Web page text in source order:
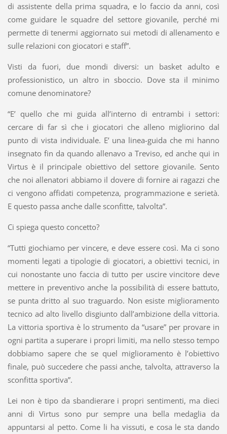
di assistente della prima squadra, e lo faccio da anni, così
come guidare le squadre del settore giovanile, perché mi
permette di tenermi aggiornato sui metodi di allenamento e
sulle relazioni con giocatori e staff”.
Visti da fuori, due mondi diversi: un basket adulto e
professionistico, un altro in sboccio. Dove sta il minimo
comune denominatore?
“E’ quello che mi guida all’interno di entrambi i settori:
cercare di far sì che i giocatori che alleno migliorino dal
punto di vista individuale. E’ una linea-guida che mi hanno
insegnato fin da quando allenavo a Treviso, ed anche qui in
Virtus è il principale obiettivo del settore giovanile. Sento
che noi allenatori abbiamo il dovere di fornire ai ragazzi che
ci vengono affidati competenza, programmazione e serietà.
E questo passa anche dalle sconfitte, talvolta”.
Ci spiega questo concetto?
“Tutti giochiamo per vincere, e deve essere così. Ma ci sono
momenti legati a tipologie di giocatori, a obiettivi tecnici, in
cui nonostante uno faccia di tutto per uscire vincitore deve
mettere in preventivo anche la possibilità di essere battuto,
se punta dritto al suo traguardo. Non esiste miglioramento
tecnico ad alto livello disgiunto dall’ambizione della vittoria.
La vittoria sportiva è lo strumento da “usare” per provare in
ogni partita a superare i propri limiti, ma nello stesso tempo
dobbiamo sapere che se quel miglioramento è l’obiettivo
finale, può succedere che passi anche, talvolta, attraverso la
sconfitta sportiva”.
Lei non è tipo da sbandierare i propri sentimenti, ma dieci
anni di Virtus sono pur sempre una bella medaglia da
appuntarsi al petto. Come li ha vissuti, e cosa le sta dando